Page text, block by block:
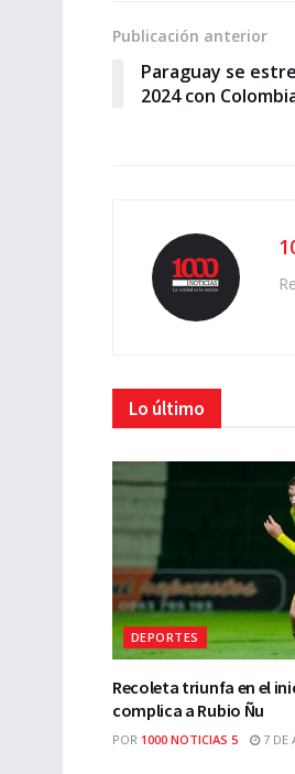
Publicación anterior
Paraguay se
2024 con
Lo último
DEPORTES
Recoleta triunfa en el
complica a Rubio Ñu
POR 1000 NOTICIAS 5 7 DE